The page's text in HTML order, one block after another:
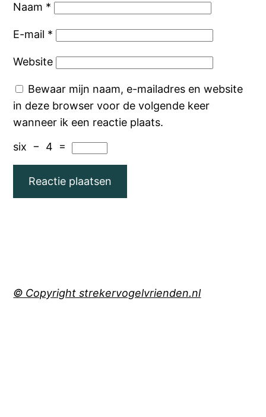
Naam *
E-mail *
Website
Bewaar mijn naam, e-mailadres en website
in deze browser voor de volgende keer
wanneer ik een reactie plaats.
six − 4 =
© Copyright strekervogelvrienden.nl